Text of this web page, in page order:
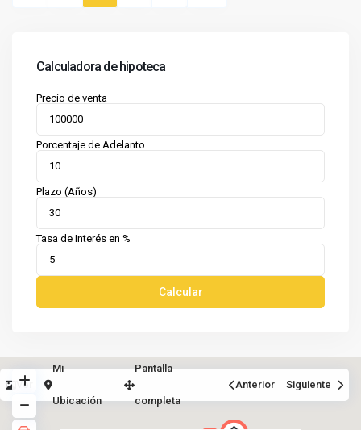
Calculadora de hipoteca
Precio de venta
Porcentaje de Adelanto
Plazo (Años)
Tasa de Interés en %
Calcular
Ver
Mi
Ubicación
Pantalla
completa
Anterior Siguiente